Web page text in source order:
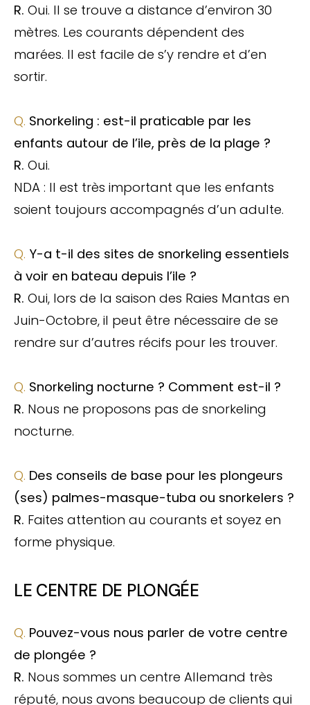
R. Oui. Il se trouve a distance d’environ 30
mètres. Les courants dépendent des
marées. Il est facile de s’y rendre et d’en
sortir.
Q. Snorkeling : est-il praticable par les
enfants autour de l’ile, près de la plage ?
R. Oui.
NDA : Il est très important que les enfants
soient toujours accompagnés d’un adulte.
Q. Y-a t-il des sites de snorkeling essentiels
à voir en bateau depuis l’ile ?
R. Oui, lors de la saison des Raies Mantas en
Juin-Octobre, il peut être nécessaire de se
rendre sur d’autres récifs pour les trouver.
Q. Snorkeling nocturne ? Comment est-il ?
R. Nous ne proposons pas de snorkeling
nocturne.
Q. Des conseils de base pour les plongeurs
(ses) palmes-masque-tuba ou snorkelers ?
R. Faites attention au courants et soyez en
forme physique.
LE CENTRE DE PLONGÉE
Q. Pouvez-vous nous parler de votre centre
de plongée ?
R. Nous sommes un centre Allemand très
réputé, nous avons beaucoup de clients qui